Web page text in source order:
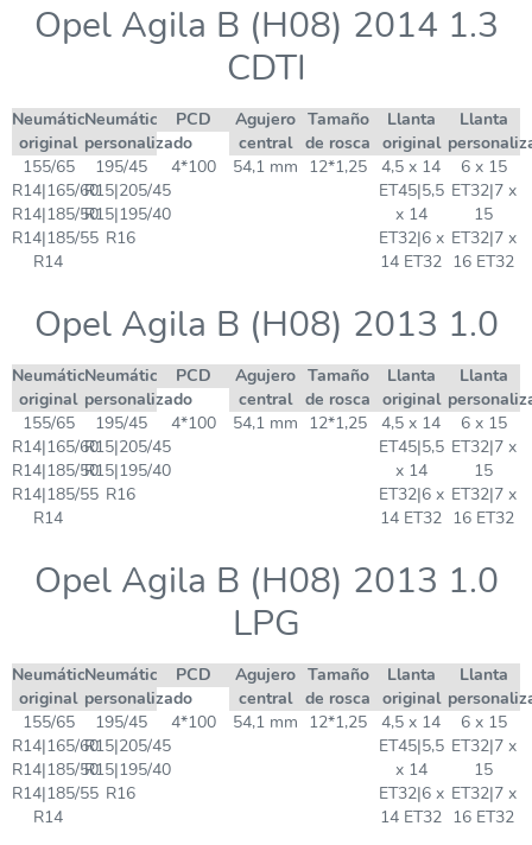
Opel Agila B (H08) 2014 1.3
CDTI
Neumático
original
Neumático
personalizado
PCD
Agujero
central
Tamaño
de rosca
Llanta
original
Llanta
155/65
R14|165/60
R14|185/50
R14|185/55
R14
195/45
R15|205/45
R15|195/40
R16
4*100 54,1 mm 12*1,25
4,5 x 14
ET45|5,5
x 14
ET32|6 x
14 ET32
6 x 15
ET32|7 x
15
ET32|7 x
16 ET32
Opel Agila B (H08) 2013 1.0
Neumático
original
Neumático
personalizado
PCD
Agujero
central
Tamaño
de rosca
Llanta
original
Llanta
155/65
R14|165/60
R14|185/50
R14|185/55
R14
195/45
R15|205/45
R15|195/40
R16
4*100 54,1 mm 12*1,25
4,5 x 14
ET45|5,5
x 14
ET32|6 x
14 ET32
6 x 15
ET32|7 x
15
ET32|7 x
16 ET32
Opel Agila B (H08) 2013 1.0
LPG
Neumático
original
Neumático
personalizado
PCD
Agujero
central
Tamaño
de rosca
Llanta
original
Llanta
155/65
R14|165/60
R14|185/50
R14|185/55
R14
195/45
R15|205/45
R15|195/40
R16
4*100 54,1 mm 12*1,25
4,5 x 14
ET45|5,5
x 14
ET32|6 x
14 ET32
6 x 15
ET32|7 x
15
ET32|7 x
16 ET32